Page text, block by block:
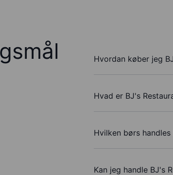
Hvordan køber jeg
Hvad er BJ's
Hvilken børs
Kan jeg handle BJ's